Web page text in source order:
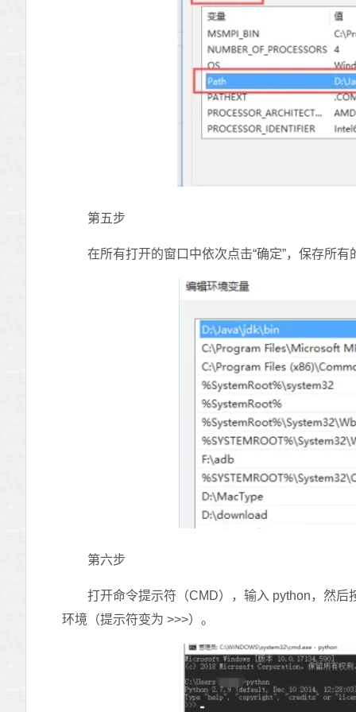
第五步
在所有打开的窗口中依次点击“确定”，保存所有
第六步
打开命令提示符（CMD），输入 python，然后
环境（提示符变为 >>>）。